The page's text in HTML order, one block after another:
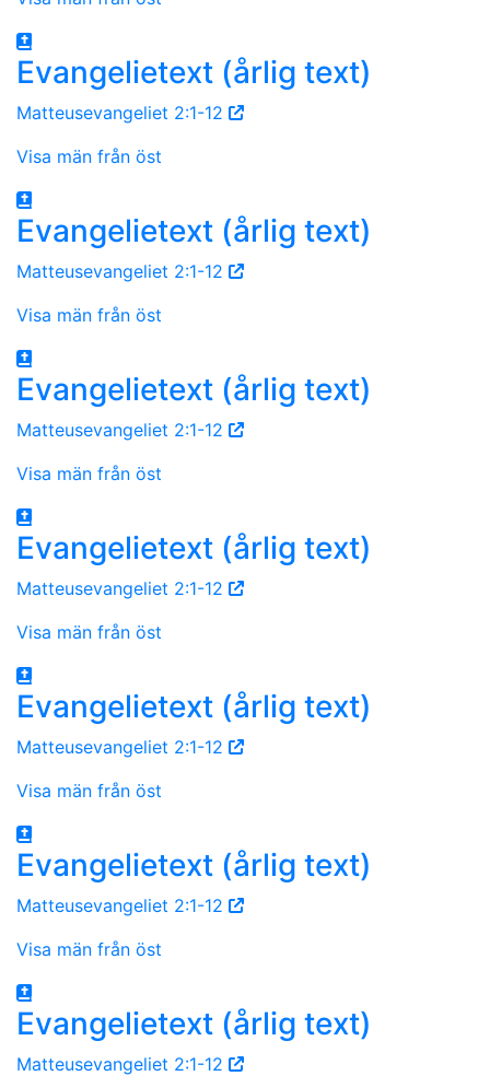
Evangelietext (årlig text)
Matteusevangeliet 2:1-12
Visa män från öst
Evangelietext (årlig text)
Matteusevangeliet 2:1-12
Visa män från öst
Evangelietext (årlig text)
Matteusevangeliet 2:1-12
Visa män från öst
Evangelietext (årlig text)
Matteusevangeliet 2:1-12
Visa män från öst
Evangelietext (årlig text)
Matteusevangeliet 2:1-12
Visa män från öst
Evangelietext (årlig text)
Matteusevangeliet 2:1-12
Visa män från öst
Evangelietext (årlig text)
Matteusevangeliet 2:1-12